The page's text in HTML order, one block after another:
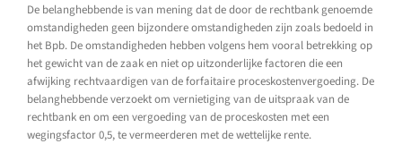
De belanghebbende is van mening dat de door de rechtbank genoemde
omstandigheden geen bijzondere omstandigheden zijn zoals bedoeld in
het Bpb. De omstandigheden hebben volgens hem vooral betrekking op
het gewicht van de zaak en niet op uitzonderlijke factoren die een
afwijking rechtvaardigen van de forfaitaire proceskostenvergoeding. De
belanghebbende verzoekt om vernietiging van de uitspraak van de
rechtbank en om een vergoeding van de proceskosten met een
wegingsfactor 0,5, te vermeerderen met de wettelijke rente.